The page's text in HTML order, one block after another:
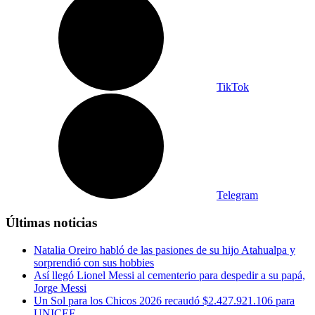
TikTok
Telegram
Últimas noticias
Natalia Oreiro habló de las pasiones de su hijo Atahualpa y
sorprendió con sus hobbies
Así llegó Lionel Messi al cementerio para despedir a su papá,
Jorge Messi
Un Sol para los Chicos 2026 recaudó $2.427.921.106 para